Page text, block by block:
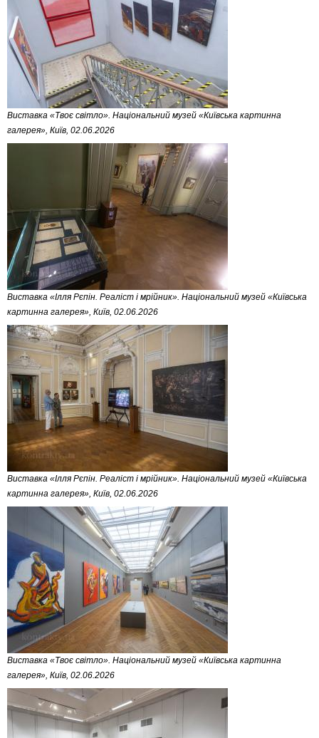
Виставка «Твоє світло». Національний музей «Київська картинна
галерея», Київ, 02.06.2026
Виставка «Ілля Рєпін. Реаліст і мрійник». Національний музей «Київська
картинна галерея», Київ, 02.06.2026
Виставка «Ілля Рєпін. Реаліст і мрійник». Національний музей «Київська
картинна галерея», Київ, 02.06.2026
Виставка «Твоє світло». Національний музей «Київська картинна
галерея», Київ, 02.06.2026